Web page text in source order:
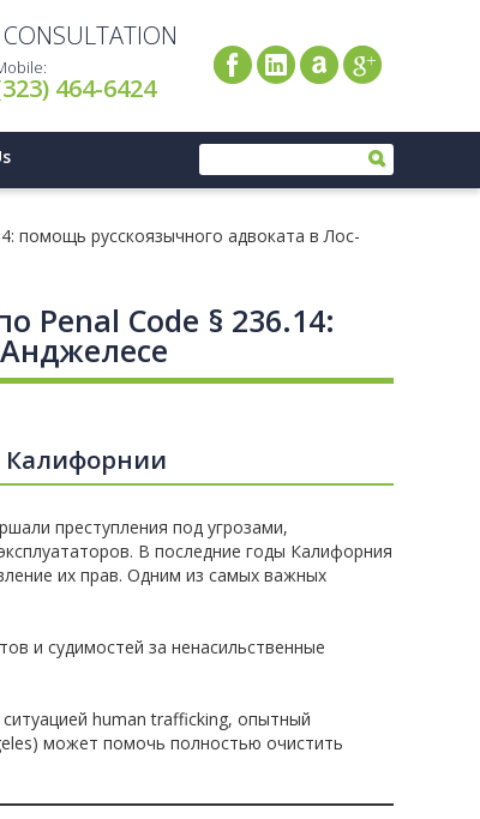
464-6424
помощь русскоязычного адвоката в Лос-
Penal Code § 236.14:
Калифорнии
преступления под угрозами,
В последние годы Калифорния
их прав. Одним из самых важных
и судимостей за ненасильственные
human trafficking, опытный
может помочь полностью очистить